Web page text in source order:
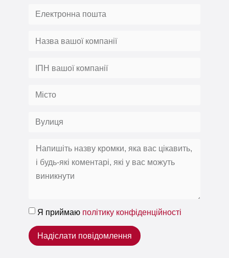
Я приймаю політику конфіденційності
Надіслати повідомлення